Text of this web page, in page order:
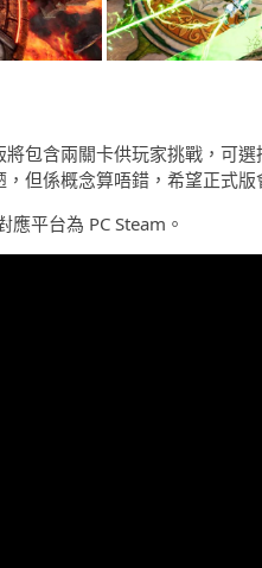
包含兩關卡供玩家挑戰，可
但係概念算唔錯，希望正式版
應平台為 PC Steam。